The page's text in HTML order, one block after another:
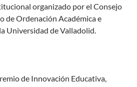
organizado por el Consejo
de Ordenación Académica e
Universidad de Valladolid.
de Innovación Educativa,